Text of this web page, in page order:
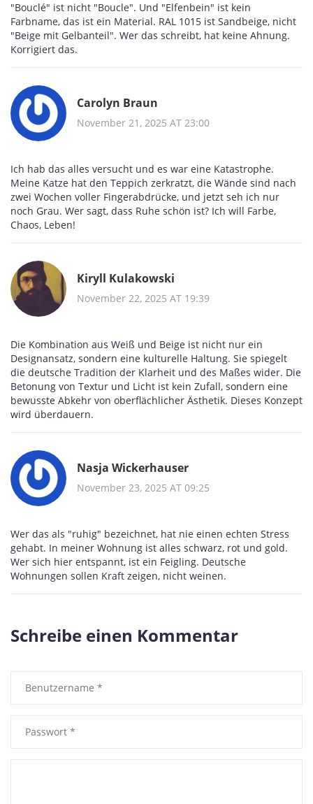
"Bouclé" ist nicht "Boucle". Und "Elfenbein" ist kein
Farbname, das ist ein Material. RAL 1015 ist Sandbeige, nicht
"Beige mit Gelbanteil". Wer das schreibt, hat keine Ahnung.
Korrigiert das.
Carolyn Braun
November 21, 2025 AT 23:00
Ich hab das alles versucht und es war eine Katastrophe.
Meine Katze hat den Teppich zerkratzt, die Wände sind nach
zwei Wochen voller Fingerabdrücke, und jetzt seh ich nur
noch Grau. Wer sagt, dass Ruhe schön ist? Ich will Farbe,
Chaos, Leben!
Kiryll Kulakowski
November 22, 2025 AT 19:39
Die Kombination aus Weiß und Beige ist nicht nur ein
Designansatz, sondern eine kulturelle Haltung. Sie spiegelt
die deutsche Tradition der Klarheit und des Maßes wider. Die
Betonung von Textur und Licht ist kein Zufall, sondern eine
bewusste Abkehr von oberflächlicher Ästhetik. Dieses Konzept
wird überdauern.
Nasja Wickerhauser
November 23, 2025 AT 09:25
Wer das als "ruhig" bezeichnet, hat nie einen echten Stress
gehabt. In meiner Wohnung ist alles schwarz, rot und gold.
Wer sich hier entspannt, ist ein Feigling. Deutsche
Wohnungen sollen Kraft zeigen, nicht weinen.
Schreibe einen Kommentar